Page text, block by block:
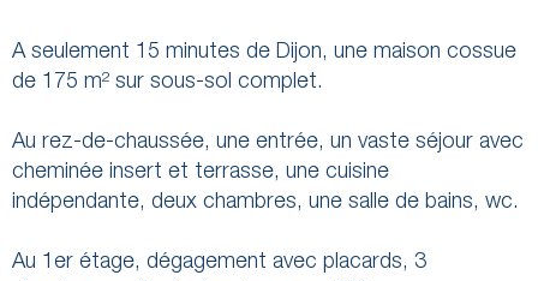
A seulement 15 minutes de Dijon, une maison cossue
de 175 m² sur sous-sol complet.
Au rez-de-chaussée, une entrée, un vaste séjour avec
cheminée insert et terrasse, une cuisine
indépendante, deux chambres, une salle de bains, wc.
Au 1er étage, dégagement avec placards, 3